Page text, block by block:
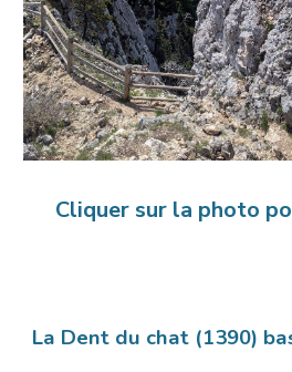
Cliquer sur la photo
La Dent du chat (1390)